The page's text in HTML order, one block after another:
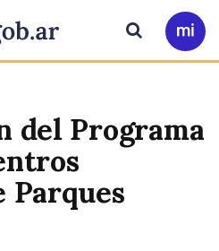
Ir
a
Buscar
del Programa
Parques